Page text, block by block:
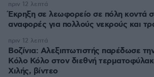
Έκρηξη σε λεωφορείο σε πόλη κοντά
αναφορές για πολλούς νεκρούς και
πριν 12 λεπτά
Βοζίνια: Αλεξιπτωτιστής παρέδωσε
Κόλο Κόλο στον διεθνή
Χιλής, βίντεο
πριν 12 λεπτά